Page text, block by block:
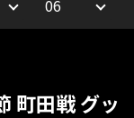
町田戦 グッ